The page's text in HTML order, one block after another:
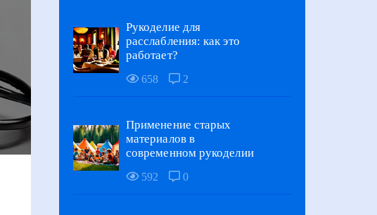
Рукоделие для
расслабления: как это
работает?
658 2
Применение старых
материалов в
современном рукоделии
592 0